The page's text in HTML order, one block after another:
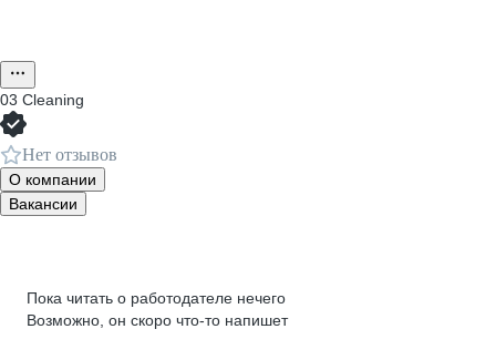
03 Cleaning
Нет отзывов
О компании
Вакансии
Пока читать о работодателе нечего
Возможно, он скоро что‑то напишет